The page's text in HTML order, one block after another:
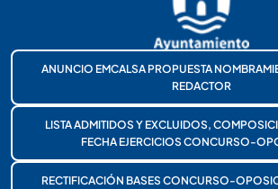
ANUNCIO EMCALSA PROPUESTA
REDACTOR
LISTA ADMITIDOS Y EXCLUIDOS,
FECHA EJERCICIOS CONCURSO-
RECTIFICACIÓN BASES CONCURSO-